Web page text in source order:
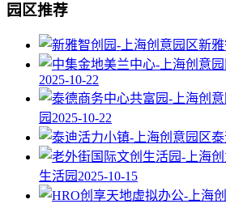
园区推荐
新雅
2025-10-22
园 2025-10-22
生活园 2025-10-15